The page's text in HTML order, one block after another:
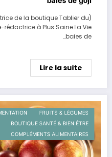
de la boutique Tablier du
baies de…
Lire la suite
FRUITS & LÉGUMES
BOUTIQUE SANTÉ & BIEN ÊTRE
COMPLÉMENTS ALIMENTAIRES